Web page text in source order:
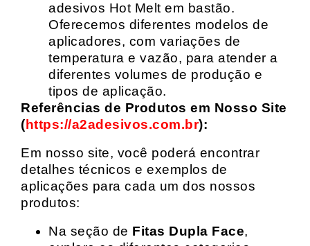
adesivos Hot Melt em bastão.
Oferecemos diferentes modelos de
aplicadores, com variações de
temperatura e vazão, para atender a
diferentes volumes de produção e
tipos de aplicação.
Referências de Produtos em Nosso Site
(https://a2adesivos.com.br):
Em nosso site, você poderá encontrar
detalhes técnicos e exemplos de
aplicações para cada um dos nossos
produtos:
Na seção de Fitas Dupla Face,